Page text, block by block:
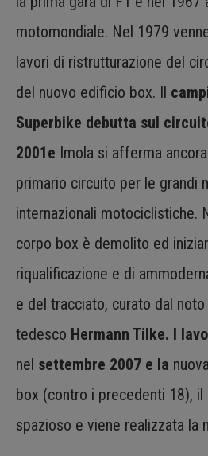
motomondiale. Nel 1979
lavori di ristrutturazione del
del nuovo edificio box. Il
Superbike debutta sul
2001e Imola si afferma
primario circuito per le grandi
internazionali motociclistiche.
corpo box è demolito ed
riqualificazione e di
e del tracciato, curato dal
tedesco Hermann Tilke. I
nel settembre 2007 e la
box (contro i precedenti 18),
spazioso e viene realizzata la